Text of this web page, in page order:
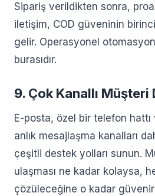
Sipariş verildikten sonra,
iletişim, COD güveninin
gelir. Operasyonel
burasıdır.
9. Çok Kanallı Müşteri
E-posta, özel bir telefon
anlık mesajlaşma kanalları
çeşitli destek yolları sunun.
ulaşması ne kadar kolaysa,
çözüleceğine o kadar